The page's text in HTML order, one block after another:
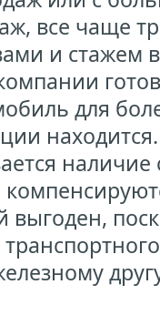
все чаще
и стажем
для
наличие